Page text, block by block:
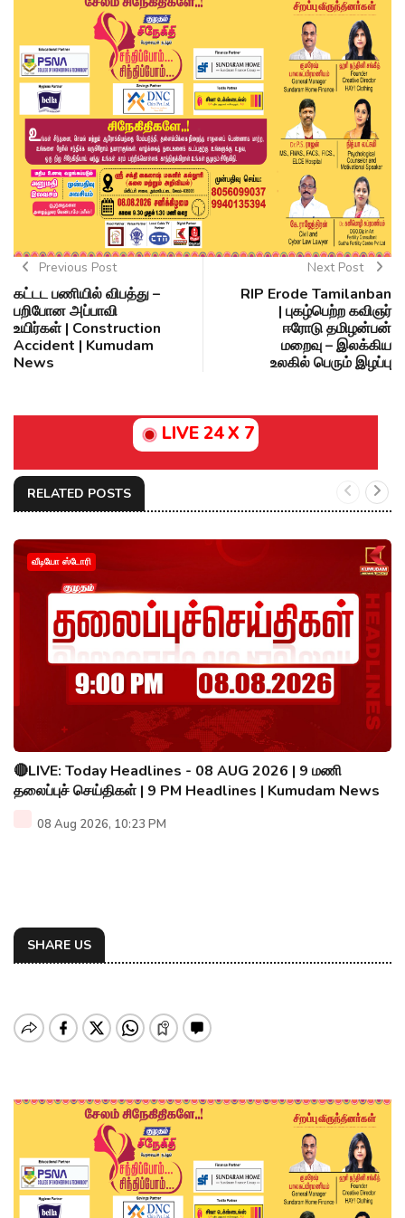
Previous Post
கட்டட பணியில் விபத்து –
பறிபோன அப்பாவி
உயிர்கள் | Construction
Accident | Kumudam
News
Next Post
RIP Erode Tamilanban
| புகழ்பெற்ற கவிஞர்
ஈரோடு தமிழன்பன்
மறைவு – இலக்கிய
உலகில் பெரும் இழப்பு
LIVE 24 X 7
RELATED POSTS
வீடியோ ஸ்டோரி
🔴LIVE: Today Headlines - 08 AUG 2026 | 9 மணி
தலைப்புச் செய்திகள் | 9 PM Headlines | Kumudam News
08 Aug 2026, 10:23 PM
SHARE US